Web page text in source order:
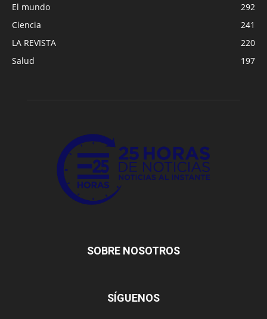
El mundo
292
Ciencia
241
LA REVISTA
220
Salud
197
SOBRE NOSOTROS
SÍGUENOS